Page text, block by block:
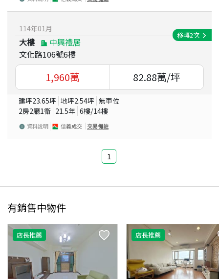
114年01月
大樓
中興禮居
文化路106號6樓
移轉2次
1,960萬 82.88萬/坪
建坪23.65坪 地坪2.54坪 無車位
2房2廳1衛 21.5年 6樓/14樓
資料說明 信義成交 交易備註
1
有銷售中物件
店長推薦 店長推薦